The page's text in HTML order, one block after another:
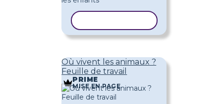
Où vivent les animaux ?
Feuille de travail
PRIME
MISE EN PAGE